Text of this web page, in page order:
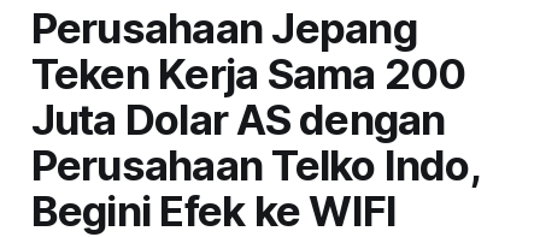
Perusahaan Jepang
Teken Kerja Sama 200
Juta Dolar AS dengan
Perusahaan Telko Indo,
Begini Efek ke WIFI